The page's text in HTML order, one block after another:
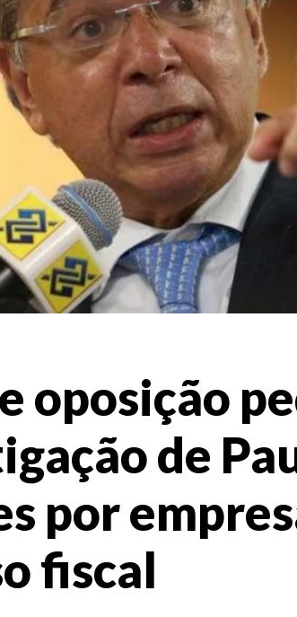
oposição
de
por
fiscal